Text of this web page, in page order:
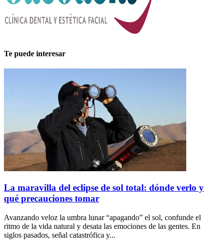
Te puede interesar
La maravilla del eclipse de sol total: dónde verlo y
qué precauciones tomar
Avanzando veloz la umbra lunar “apagando” el sol, confunde el
ritmo de la vida natural y desata las emociones de las gentes. En
siglos pasados, señal catastrófica y...